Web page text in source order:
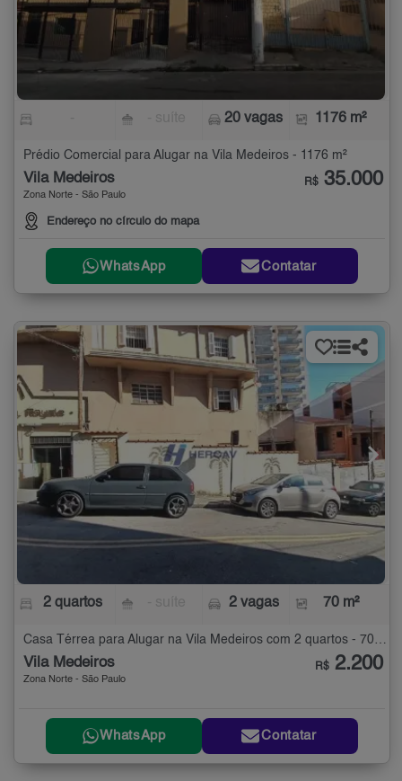
20 vagas 1176 m²
Prédio Comercial para Alugar na Vila Medeiros - 1176 m²
Vila Medeiros
Zona Norte - São Paulo
Endereço no círculo do mapa
R$ 35.000
WhatsApp Contatar
2 quartos 2 vagas 70 m²
Casa Térrea para Alugar na Vila Medeiros com 2 quartos - 70 m²
Vila Medeiros
Zona Norte - São Paulo
R$ 2.200
WhatsApp Contatar